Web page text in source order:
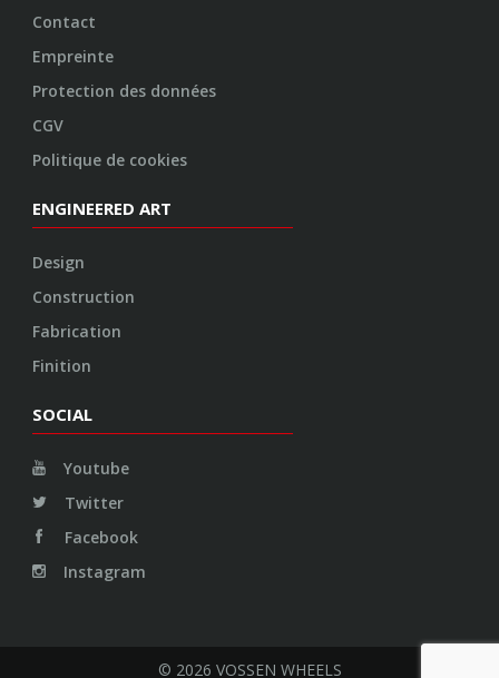
Contact
Empreinte
Protection des données
CGV
Politique de cookies
ENGINEERED ART
Design
Construction
Fabrication
Finition
SOCIAL
Youtube
Twitter
Facebook
Instagram
© 2026 VOSSEN WHEELS